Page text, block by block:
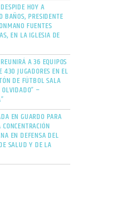
HOY A
BAÑOS, PRESIDENTE
FUENTES
EN LA IGLESIA DE
A 36 EQUIPOS
430 JUGADORES EN EL
DE FÚTBOL SALA
–
EN GUARDO PARA
EN DEFENSA DEL
SALUD Y DE LA